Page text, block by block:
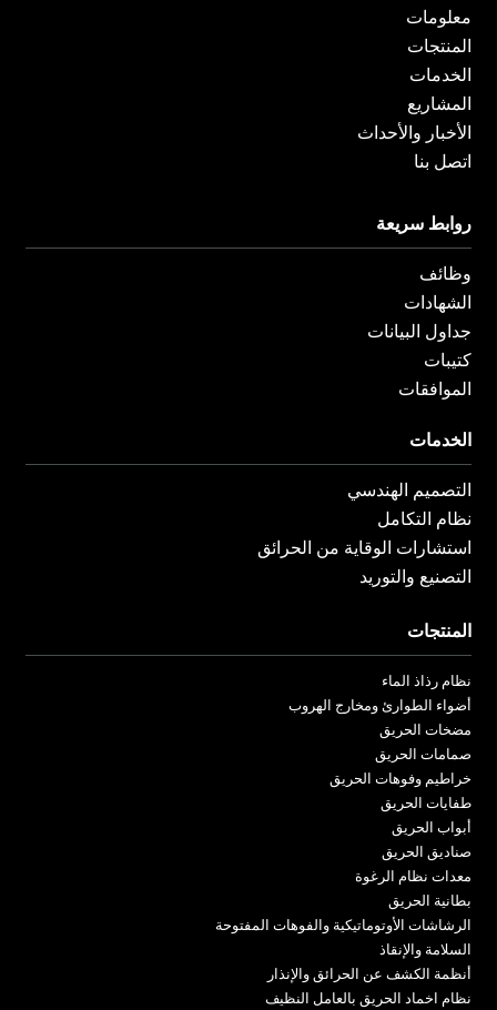
معلومات
المنتجات
الخدمات
المشاريع
الأخبار والأحداث
اتصل بنا
روابط سريعة
وظائف
الشهادات
جداول البيانات
كتيبات
الموافقات
الخدمات
التصميم الهندسي
نظام التكامل
استشارات الوقاية من الحرائق
التصنيع والتوريد
المنتجات
نظام رذاذ الماء
أضواء الطوارئ ومخارج الهروب
مضخات الحريق
صمامات الحريق
خراطيم وفوهات الحريق
طفايات الحريق
أبواب الحريق
صناديق الحريق
معدات نظام الرغوة
بطانية الحريق
الرشاشات الأوتوماتيكية والفوهات المفتوحة
السلامة والإنقاذ
أنظمة الكشف عن الحرائق والإنذار
نظام اخماد الحريق بالعامل النظيف